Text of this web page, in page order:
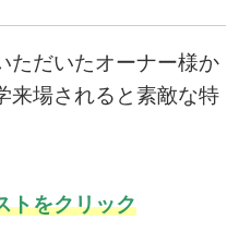
ただいたオーナー様か
来場されると素敵な特
トをクリック